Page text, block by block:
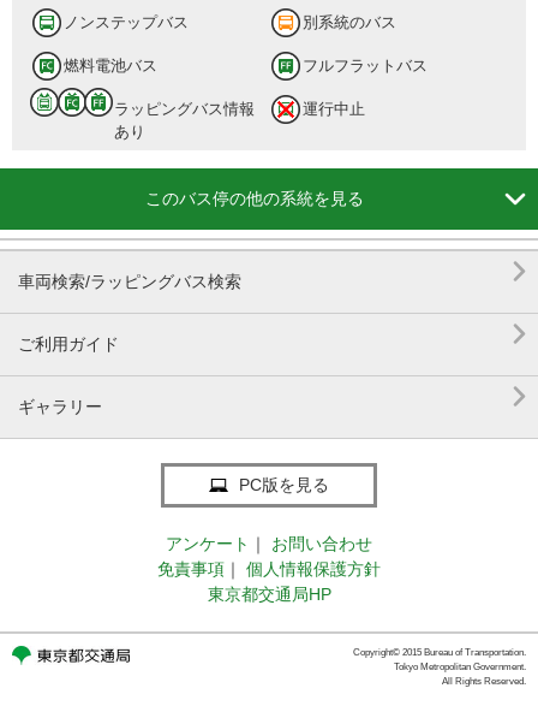
ノンステップバス 別系統のバス
燃料電池バス フルフラットバス
ラッピングバス情報
あり
運行中止
このバス停の他の系統を見る 
車両検索/ラッピングバス検索 
ご利用ガイド 
ギャラリー 
PC版を見る
アンケート ｜
お問い合わせ
免責事項 ｜
個人情報保護方針
東京都交通局HP
Copyright© 2015 Bureau of Transportation.
Tokyo Metropolitan Government.
All Rights Reserved.